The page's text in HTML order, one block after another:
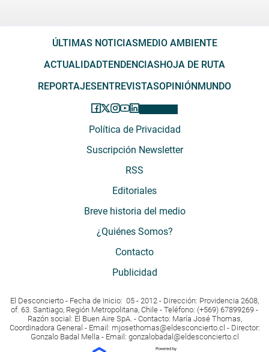
ÚLTIMAS NOTICIASMEDIO AMBIENTE
ACTUALIDADTENDENCIASHOJA DE RUTA
REPORTAJESENTREVISTASOPINIÓNMUNDO
Política de Privacidad
Suscripción Newsletter
RSS
Editoriales
Breve historia del medio
¿Quiénes Somos?
Contacto
Publicidad
El Desconcierto - Fecha de Inicio: 05 - 2012 - Dirección: Providencia 2608,
of. 63. Santiago, Región Metropolitana, Chile - Teléfono: (+569) 67899269 -
Razón social: El Buen Aire SpA. - Contacto: María José Thomas,
Coordinadora General - Email: mjosethomas@eldesconcierto.cl - Director:
Gonzalo Badal Mella - Email: gonzalobadal@eldesconcierto.cl